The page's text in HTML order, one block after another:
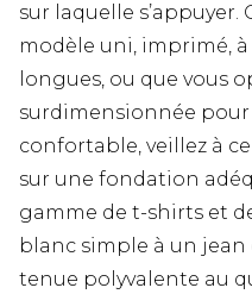
sur laquelle s’appuyer.
modèle uni, imprimé,
longues, ou que vous
surdimensionnée
confortable, veillez à
sur une fondation
gamme de t-shirts et
blanc simple à un jean
tenue polyvalente au